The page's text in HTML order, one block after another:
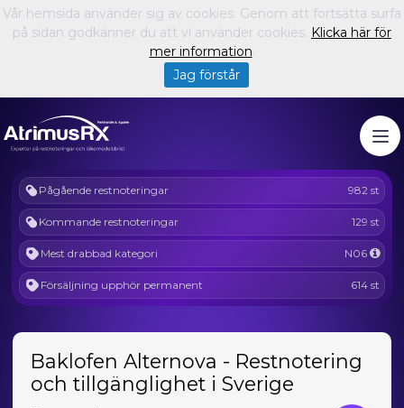
Pågående restnoteringar 982 st
Kommande restnoteringar 129 st
Mest drabbad kategori N06
Försäljning upphör permanent 614 st
Baklofen Alternova - Restnotering
och tillgänglighet i Sverige
Vår hemsida använder sig av cookies. Genom att fortsätta surfa
på sidan godkänner du att vi använder cookies. Klicka här för
mer information.
Jag förstår